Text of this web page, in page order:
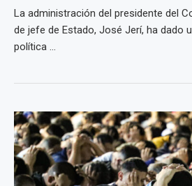
La administración del presidente del
de jefe de Estado, José Jerí, ha dado
política ...